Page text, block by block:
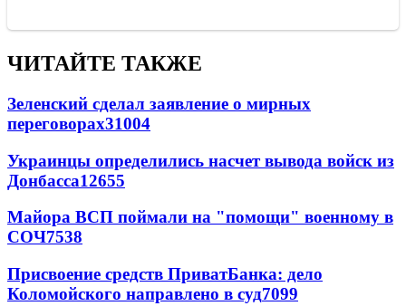
ЧИТАЙТЕ ТАКЖЕ
Зеленский сделал заявление о мирных
переговорах31004
Украинцы определились насчет вывода войск из
Донбасса12655
Майора ВСП поймали на "помощи" военному в
СОЧ7538
Присвоение средств ПриватБанка: дело
Коломойского направлено в суд7099